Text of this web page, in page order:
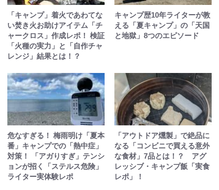
「キャンプ」着火であわてな
い焚き火お助けアイテム「チ
ャークロス」作成レポ！ 検証
「火種の実力」と「自作チャ
レンジ」結果とは！？
キャンプ歴10年ライターが教
える「夏キャンプ」の「天国
と地獄」8つのエピソード
危なすぎる！ 梅雨明け「夏本
番」キャンプでの「熱中症」
対策！ 「アガりすぎ」テンシ
ョンが招く「ステルス危険」
ライター実体験レポ
「アウトドア燻製」で絶品に
なる「コンビニで買える意外
な食材」7品とは！？ アグ
レッシブ・キャンプ飯「実食
レポ」！